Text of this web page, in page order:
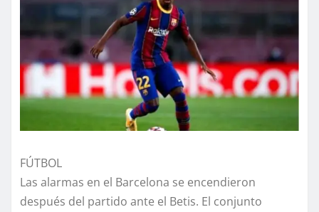
FÚTBOL
Las alarmas en el Barcelona se encendieron
después del partido ante el Betis. El conjunto